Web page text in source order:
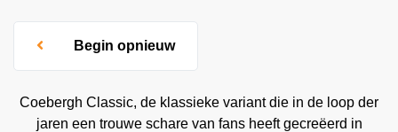
Begin opnieuw
Coebergh Classic, de klassieke variant die in de loop der
jaren een trouwe schare van fans heeft gecreëerd in